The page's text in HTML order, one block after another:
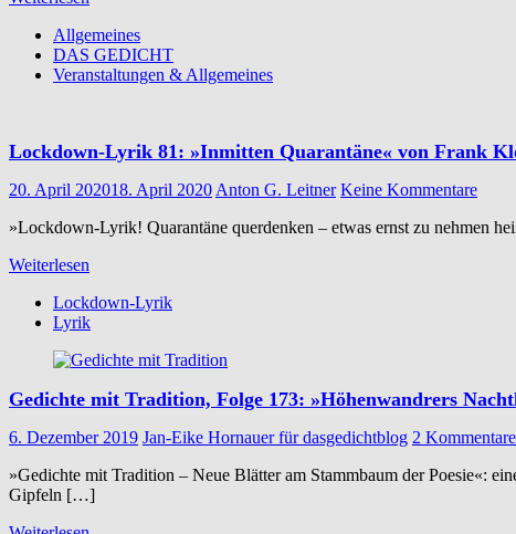
Allgemeines
DAS GEDICHT
Veranstaltungen & Allgemeines
Lockdown-Lyrik 81: »Inmitten Quarantäne« von Frank
20. April 202018. April 2020 Anton G. Leitner Keine Kommentare
»Lockdown-Lyrik! Quarantäne querdenken – etwas ernst zu nehmen
Weiterlesen
Lockdown-Lyrik
Lyrik
Gedichte mit Tradition, Folge 173: »Höhenwandrers
6. Dezember 2019 Jan-Eike Hornauer für dasgedichtblog 2 Kommentare
»Gedichte mit Tradition – Neue Blätter am Stammbaum der Poesie«:
Gipfeln […]